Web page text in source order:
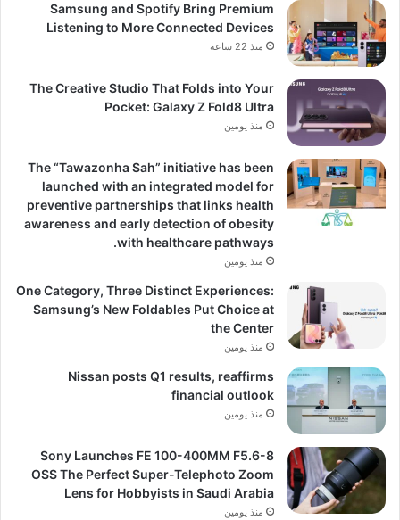
Samsung and Spotify Bring Premium
Listening to More Connected Devices
منذ 22 ساعة
The Creative Studio That Folds into Your
Pocket: Galaxy Z Fold8 Ultra
منذ يومين
The “Tawazonha Sah” initiative has been
launched with an integrated model for
preventive partnerships that links health
awareness and early detection of obesity
with healthcare pathways.
منذ يومين
One Category, Three Distinct Experiences:
Samsung’s New Foldables Put Choice at
the Center
منذ يومين
Nissan posts Q1 results, reaffirms
financial outlook
منذ يومين
Sony Launches FE 100-400MM F5.6-8
OSS The Perfect Super-Telephoto Zoom
Lens for Hobbyists in Saudi Arabia
منذ يومين